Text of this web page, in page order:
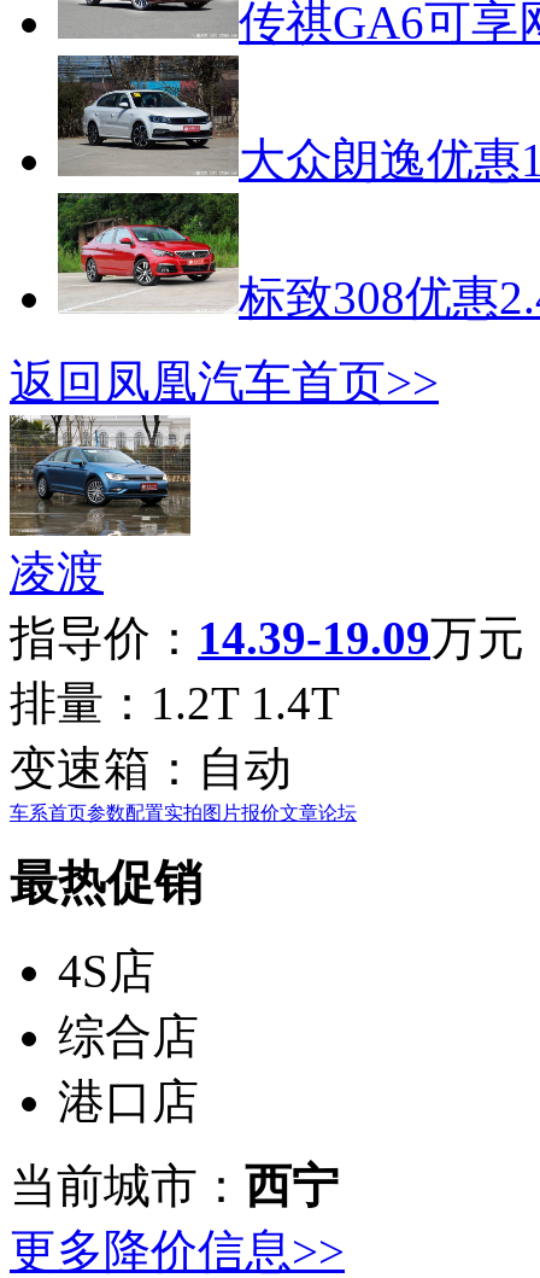
传祺GA6可享
大众朗逸优惠
标致308优惠
返回凤凰汽车首页>>
凌渡
指导价： 14.39-19.09万元
排量： 1.2T 1.4T
变速箱： 自动
车系首页参数配置实拍图片报价文章论坛
最热促销
4S店
综合店
港口店
当前城市： 西宁
更多降价信息>>